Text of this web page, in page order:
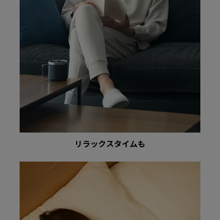
リラックスタイムも